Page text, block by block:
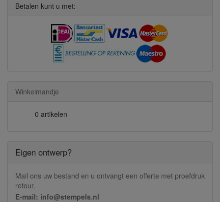
Betalen kunt u met:
Winkelmandje
0 artikelen
Eigen ontwerp?
Mail ons uw bestand en u ontvangt een offerte met proefdruk
retour.
E-mail: info@stempels.nl